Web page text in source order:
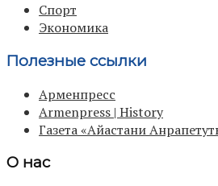
Спорт
Экономика
Полезные ссылки
Арменпресс
Armenpress | History
Газета «Айастани
О нас